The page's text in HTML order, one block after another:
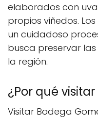
elaborados con
propios viñedos.
un cuidadoso
busca preservar
la región.
¿Por qué
Visitar Bodega